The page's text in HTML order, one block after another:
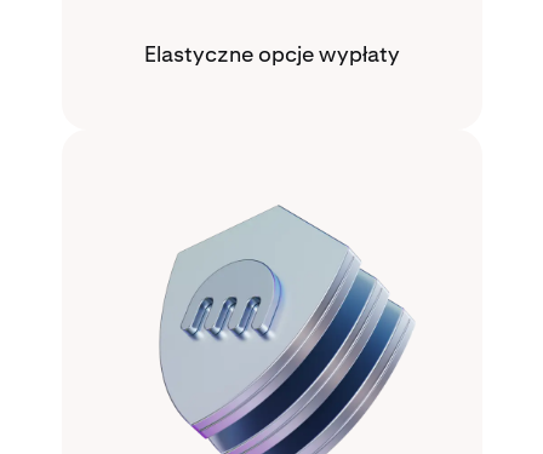
Elastyczne opcje wypłaty